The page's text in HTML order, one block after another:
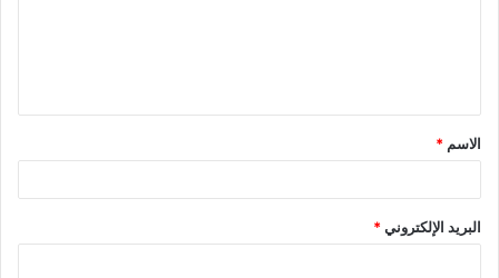
الاسم *
البريد الإلكتروني*